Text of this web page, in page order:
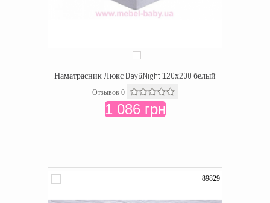
Наматрасник Люкс Day&Night 120х200 белый
Отзывов 0
1 086 грн
89829